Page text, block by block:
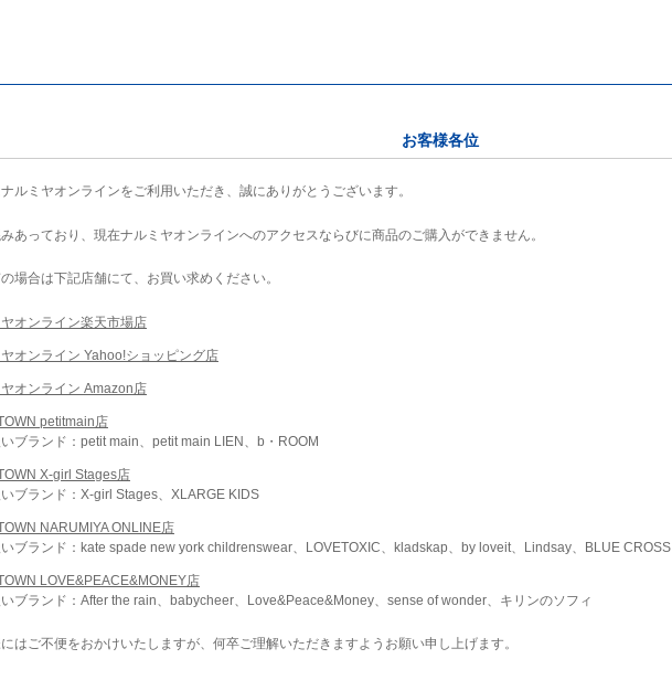
お客様各位
ルミヤオンラインをご利用いただき、誠にありがとうございます。
あっており、現在ナルミヤオンラインへのアクセスならびに商品のご購入ができません。
場合は下記店舗にて、お買い求めください。
オンライン楽天市場店
オンライン Yahoo!ショッピング店
オンライン Amazon店
petitmain店
ブランド：petit main、petit main LIEN、b・ROOM
X-girl Stages店
ブランド：X-girl Stages、XLARGE KIDS
NARUMIYA ONLINE店
ブランド：kate spade new york childrenswear、LOVETOXIC、kladskap、by loveit、Lindsay、BLUE CROSS
LOVE&PEACE&MONEY店
ブランド：After the rain、babycheer、Love&Peace&Money、sense of wonder、キリンのソフィ
はご不便をおかけいたしますが、何卒ご理解いただきますようお願い申し上げます。